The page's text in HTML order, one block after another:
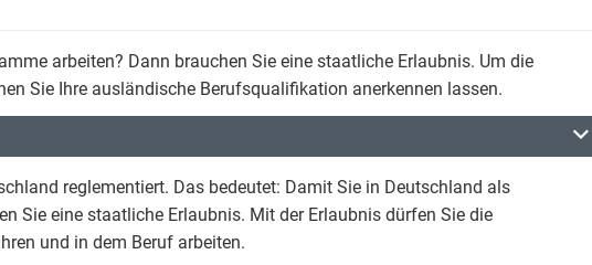
arbeiten? Dann brauchen Sie eine staatliche Erlaubnis. Um die
Sie Ihre ausländische Berufsqualifikation anerkennen lassen.
reglementiert. Das bedeutet: Damit Sie in Deutschland als
Sie eine staatliche Erlaubnis. Mit der Erlaubnis dürfen Sie die
und in dem Beruf arbeiten.